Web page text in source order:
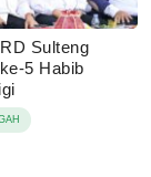
Sulteng
5 Habib